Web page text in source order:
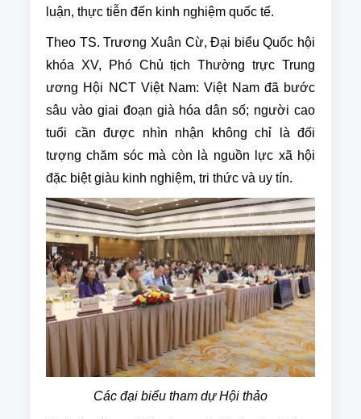
luận, thực tiễn đến kinh nghiệm quốc tế.
Theo TS. Trương Xuân Cừ, Đại biểu Quốc hội
khóa XV, Phó Chủ tịch Thường trực Trung
ương Hội NCT Việt Nam: Việt Nam đã bước
sâu vào giai đoạn già hóa dân số; người cao
tuổi cần được nhìn nhận không chỉ là đối
tượng chăm sóc mà còn là nguồn lực xã hội
đặc biệt giàu kinh nghiệm, tri thức và uy tín.
Các đại biểu tham dự Hội thảo